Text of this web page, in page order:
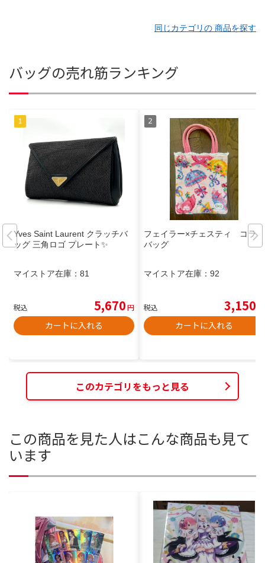
同じカテゴリの 商品を探す
バッグの売れ筋ランキング
Yves Saint Laurent クラッチバ
ッグ 三角ロゴ プレート✨️
マイストア在庫： 81
税込 5,670円
カートに入れる
フェイラー×チェスティ コラボ
バッグ
マイストア在庫： 92
税込 3,150
カートに入れる
このカテゴリをもっと見る
この商品を見た人はこんな商品も見て
います